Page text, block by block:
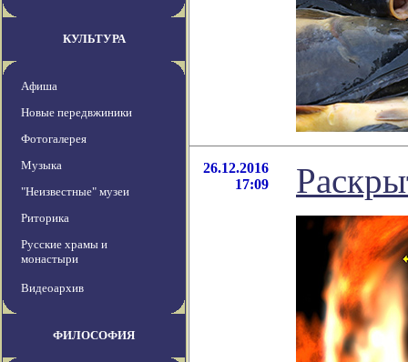
КУЛЬТУРА
Афиша
Новые передвжиники
Фотогалерея
Музыка
"Неизвестные" музеи
Риторика
Русские храмы и
монастыри
Видеоархив
ФИЛОСОФИЯ
26.12.2016
17:09